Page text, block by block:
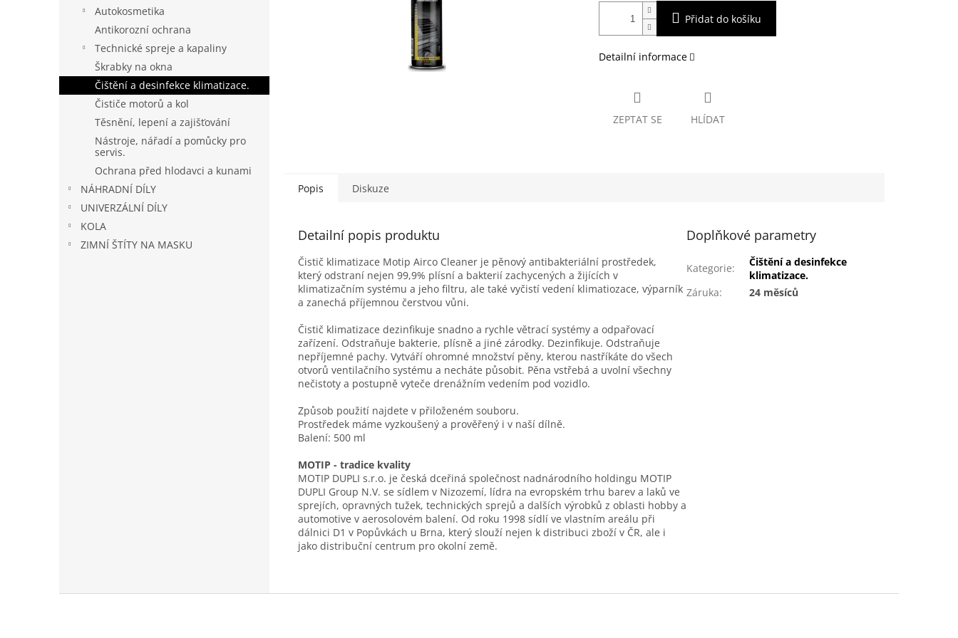
Autokosmetika
Antikorozní ochrana
Technické spreje a kapaliny
Škrabky na okna
Čištění a desinfekce klimatizace.
Čističe motorů a kol
Těsnění, lepení a zajišťování
Nástroje, nářadí a pomůcky pro
servis.
Ochrana před hlodavci a kunami
NÁHRADNÍ DÍLY
UNIVERZÁLNÍ DÍLY
KOLA
ZIMNÍ ŠTÍTY NA MASKU
Přidat do košíku
Detailní informace
ZEPTAT SE HLÍDAT
Popis Diskuze
Detailní popis produktu
Čistič klimatizace Motip Airco Cleaner je pěnový antibakteriální prostředek,
který odstraní nejen 99,9% plísní a bakterií zachycených a žijících v
klimatizačním systému a jeho filtru, ale také vyčistí vedení klimatiozace, výparník
a zanechá příjemnou čerstvou vůni.
Čistič klimatizace dezinfikuje snadno a rychle větrací systémy a odpařovací
zařízení. Odstraňuje bakterie, plísně a jiné zárodky. Dezinfikuje. Odstraňuje
nepříjemné pachy. Vytváří ohromné množství pěny, kterou nastříkáte do všech
otvorů ventilačního systému a necháte působit. Pěna vstřebá a uvolní všechny
nečistoty a postupně vyteče drenážním vedením pod vozidlo.
Způsob použití najdete v přiloženém souboru.
Prostředek máme vyzkoušený a prověřený i v naší dílně.
Balení: 500 ml
MOTIP - tradice kvality
MOTIP DUPLI s.r.o. je česká dceřiná společnost nadnárodního holdingu MOTIP
DUPLI Group N.V. se sídlem v Nizozemí, lídra na evropském trhu barev a laků ve
sprejích, opravných tužek, technických sprejů a dalších výrobků z oblasti hobby a
automotive v aerosolovém balení. Od roku 1998 sídlí ve vlastním areálu při
dálnici D1 v Popůvkách u Brna, který slouží nejen k distribuci zboží v ČR, ale i
jako distribuční centrum pro okolní země.
Doplňkové parametry
Kategorie:
Čištění a desinfekce
klimatizace.
Záruka: 24 měsíců